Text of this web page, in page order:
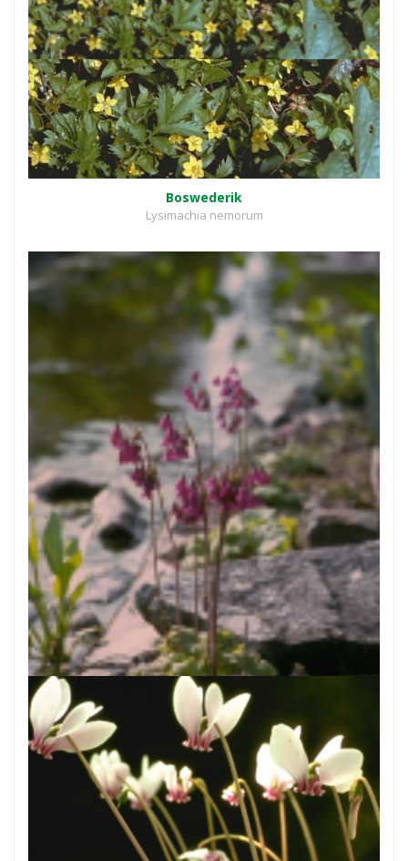
Boswederik
Lysimachia nemorum
Cortusa
Cortusa matthioli var. pekinensis